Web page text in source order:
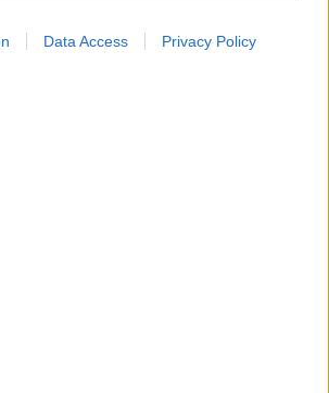
Data Access Privacy Policy